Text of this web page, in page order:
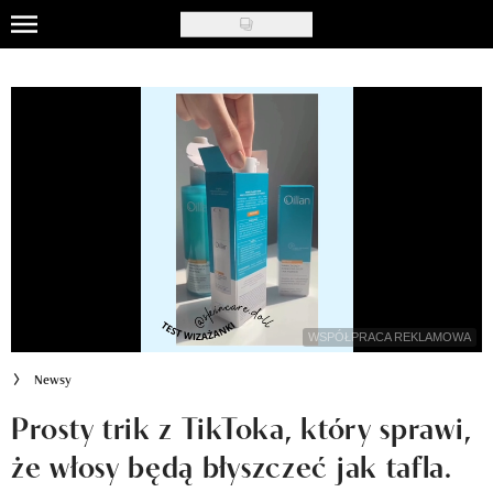
Skip
to
main
Newsy
WSPÓŁPRACA REKLAMOWA
Newsy
Prosty trik z TikToka, który sprawi,
że włosy będą błyszczeć jak tafla.